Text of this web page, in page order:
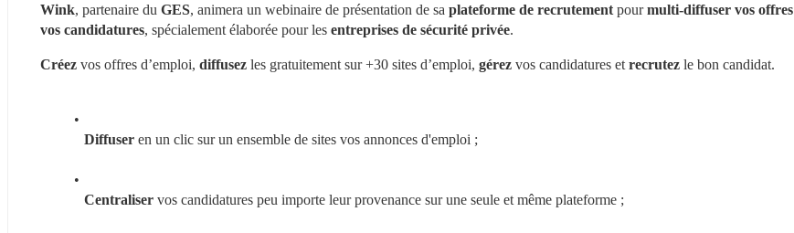
Wink, partenaire du GES, animera un webinaire de présentation de sa plateforme de recrutement pour multi-diffuser vos offres
vos candidatures, spécialement élaborée pour les entreprises de sécurité privée.
Créez vos offres d’emploi, diffusez les gratuitement sur +30 sites d’emploi, gérez vos candidatures et recrutez le bon candidat.
Diffuser en un clic sur un ensemble de sites vos annonces d'emploi ;
Centraliser vos candidatures peu importe leur provenance sur une seule et même plateforme ;